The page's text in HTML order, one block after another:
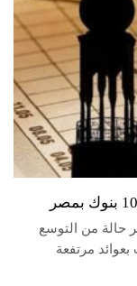
حالة من التوسع
بعوائد مرتفعة